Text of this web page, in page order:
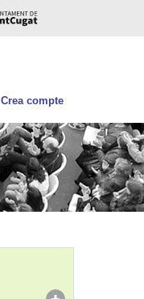
Crea compte